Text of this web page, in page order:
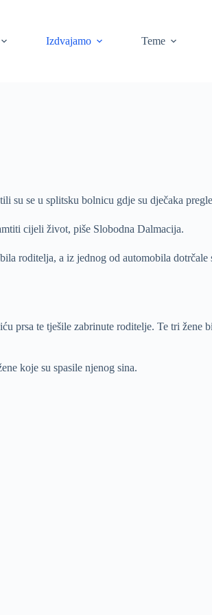
Izdvajamo Teme
se u splitsku bolnicu gdje su dječaka
cijeli život, piše Slobodna Dalmacija.
roditelja, a iz jednog od automobila dotrčale
prsa te tješile zabrinute roditelje. Te tri žene
koje su spasile njenog sina.